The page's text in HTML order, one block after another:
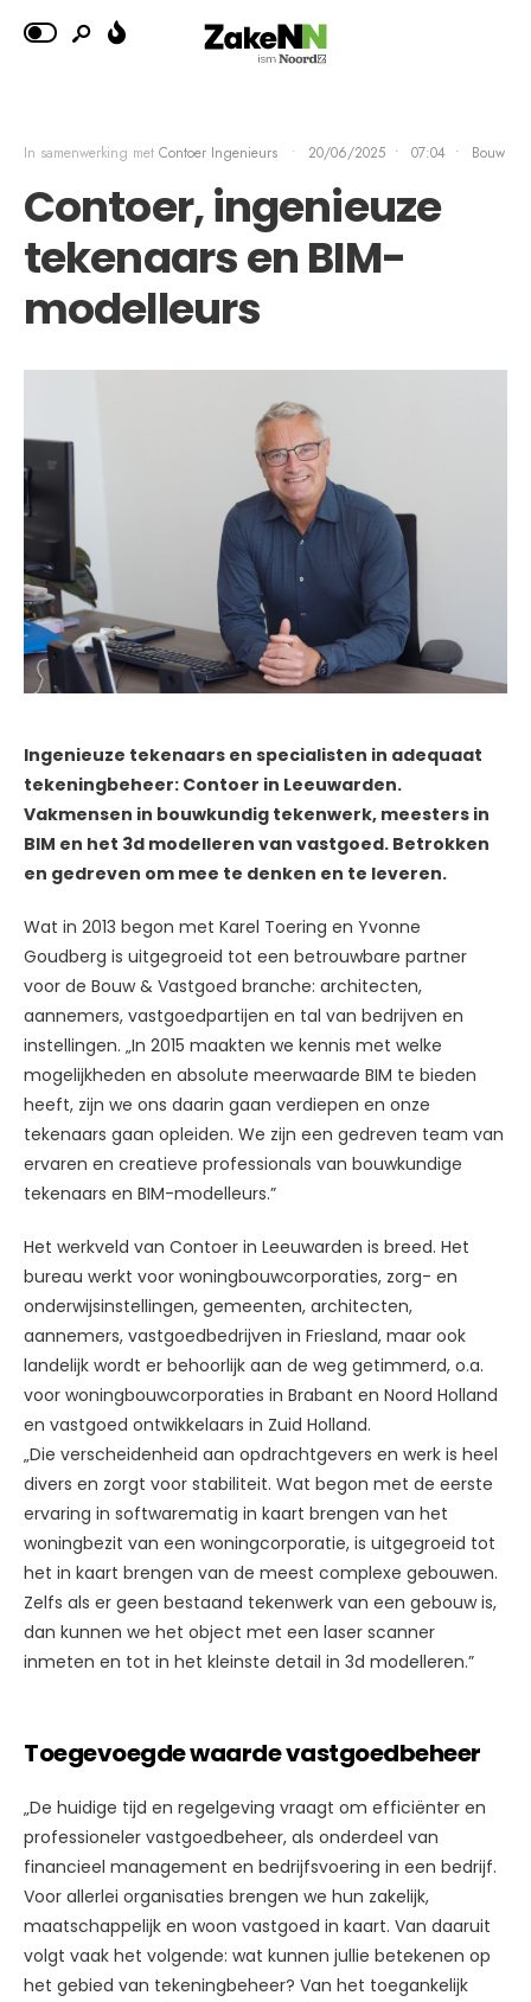
In samenwerking met Contoer Ingenieurs • 20/06/2025 • 07:04 • Bouw
Contoer, ingenieuze
tekenaars en BIM-
modelleurs
Ingenieuze tekenaars en specialisten in adequaat
tekeningbeheer: Contoer in Leeuwarden.
Vakmensen in bouwkundig tekenwerk, meesters in
BIM en het 3d modelleren van vastgoed. Betrokken
en gedreven om mee te denken en te leveren.
Wat in 2013 begon met Karel Toering en Yvonne
Goudberg is uitgegroeid tot een betrouwbare partner
voor de Bouw & Vastgoed branche: architecten,
aannemers, vastgoedpartijen en tal van bedrijven en
instellingen. „In 2015 maakten we kennis met welke
mogelijkheden en absolute meerwaarde BIM te bieden
heeft, zijn we ons daarin gaan verdiepen en onze
tekenaars gaan opleiden. We zijn een gedreven team van
ervaren en creatieve professionals van bouwkundige
tekenaars en BIM-modelleurs.”
Het werkveld van Contoer in Leeuwarden is breed. Het
bureau werkt voor woningbouwcorporaties, zorg- en
onderwijsinstellingen, gemeenten, architecten,
aannemers, vastgoedbedrijven in Friesland, maar ook
landelijk wordt er behoorlijk aan de weg getimmerd, o.a.
voor woningbouwcorporaties in Brabant en Noord Holland
en vastgoed ontwikkelaars in Zuid Holland.
„Die verscheidenheid aan opdrachtgevers en werk is heel
divers en zorgt voor stabiliteit. Wat begon met de eerste
ervaring in softwarematig in kaart brengen van het
woningbezit van een woningcorporatie, is uitgegroeid tot
het in kaart brengen van de meest complexe gebouwen.
Zelfs als er geen bestaand tekenwerk van een gebouw is,
dan kunnen we het object met een laser scanner
inmeten en tot in het kleinste detail in 3d modelleren.”
Toegevoegde waarde vastgoedbeheer
„De huidige tijd en regelgeving vraagt om efficiënter en
professioneler vastgoedbeheer, als onderdeel van
financieel management en bedrijfsvoering in een bedrijf.
Voor allerlei organisaties brengen we hun zakelijk,
maatschappelijk en woon vastgoed in kaart. Van daaruit
volgt vaak het volgende: wat kunnen jullie betekenen op
het gebied van tekeningbeheer? Van het toegankelijk